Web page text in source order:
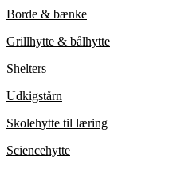
Borde & bænke
Grillhytte & bålhytte
Shelters
Udkigstårn
Skolehytte til læring
Sciencehytte